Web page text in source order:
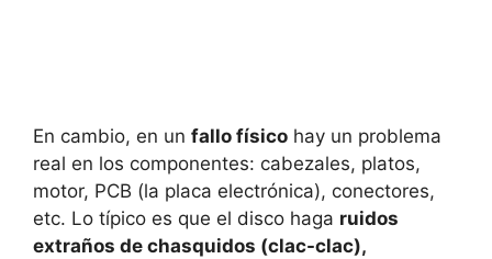
En cambio, en un fallo físico hay un problema
real en los componentes: cabezales, platos,
motor, PCB (la placa electrónica), conectores,
etc. Lo típico es que el disco haga ruidos
extraños de chasquidos (clac-clac),